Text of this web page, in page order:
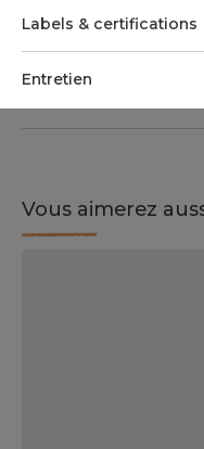
Labels & certifications
Entretien
Vous aimerez